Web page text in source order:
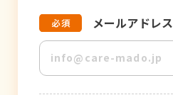
メールアドレス